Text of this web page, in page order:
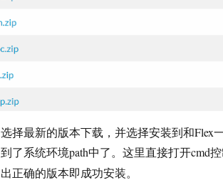
选择最新的版本下载，并选择安装到和Flex
到了系统环境path中了。这里直接打开cmd控
出正确的版本即成功安装。